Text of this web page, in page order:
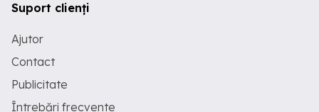
Suport clienți
Ajutor
Contact
Publicitate
Întrebări frecvente